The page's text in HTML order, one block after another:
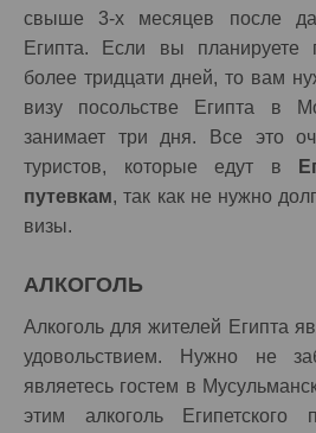
свыше 3-х месяцев после
Египта. Если вы планируете
более тридцати дней, то вам
визу посольстве Египта в
занимает три дня. Все это
туристов, которые едут в
путевкам, так как не нужно
визы.
АЛКОГОЛЬ
Алкоголь для жителей Египта
удовольствием. Нужно не
являетесь гостем в
этим алкоголь Египетского